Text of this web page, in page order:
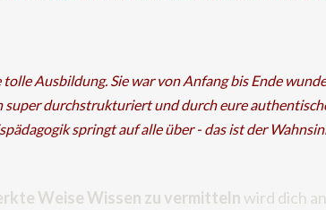
tolle Ausbildung. Sie war von Anfang bis Ende
durchstrukturiert und durch eure
springt auf alle über - das ist der
Weise Wissen zu vermittelnwird dich